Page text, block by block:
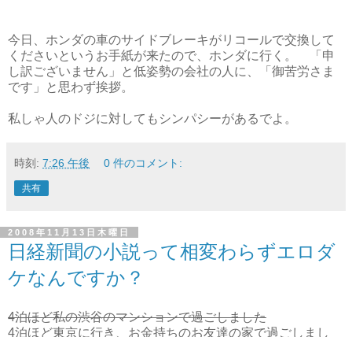
今日、ホンダの車のサイドブレーキがリコールで交換して
くださいというお手紙が来たので、ホンダに行く。 「申
し訳ございません」と低姿勢の会社の人に、「御苦労さま
です」と思わず挨拶。
私しゃ人のドジに対してもシンパシーがあるでよ。
時刻: 7:26 午後 0 件のコメント:
共有
2008年11月13日木曜日
日経新聞の小説って相変わらずエロダ
ケなんですか？
4泊ほど私の渋谷のマンションで過ごしました
4泊ほど東京に行き、お金持ちのお友達の家で過ごしまし